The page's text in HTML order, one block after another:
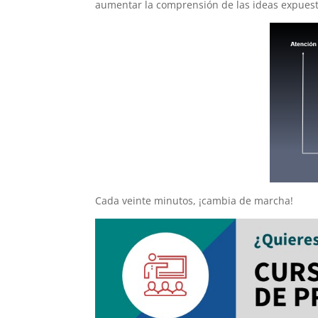
aumentar la comprensión de las ideas
Cada veinte minutos, ¡cambia de marcha!